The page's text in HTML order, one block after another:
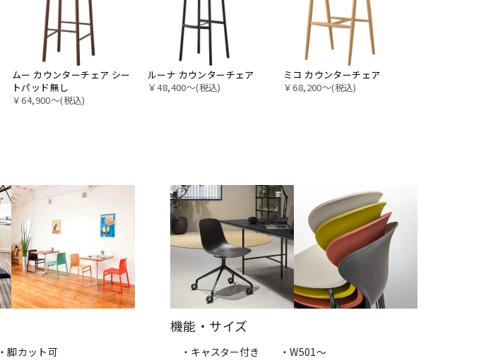
ムー カウンターチェア シー
トパッド無し
￥64,900〜(税込)
ルーナ カウンターチェア
￥48,400〜(税込)
ミコ カウンターチェア
￥68,200〜(税込)
・脚カット可
機能・サイズ
・キャスター付き
・W501〜